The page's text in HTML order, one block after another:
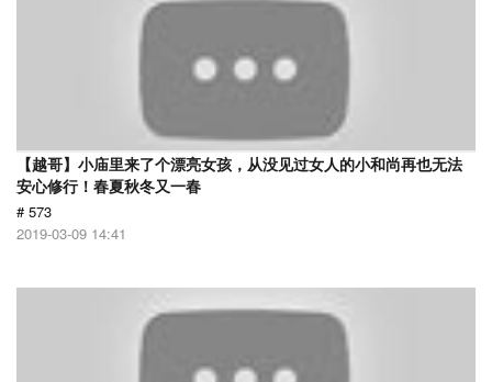
【越哥】小庙里来了个漂亮女孩，从没见过女人的小和尚再也无法
安心修行！春夏秋冬又一春
# 573
2019-03-09 14:41